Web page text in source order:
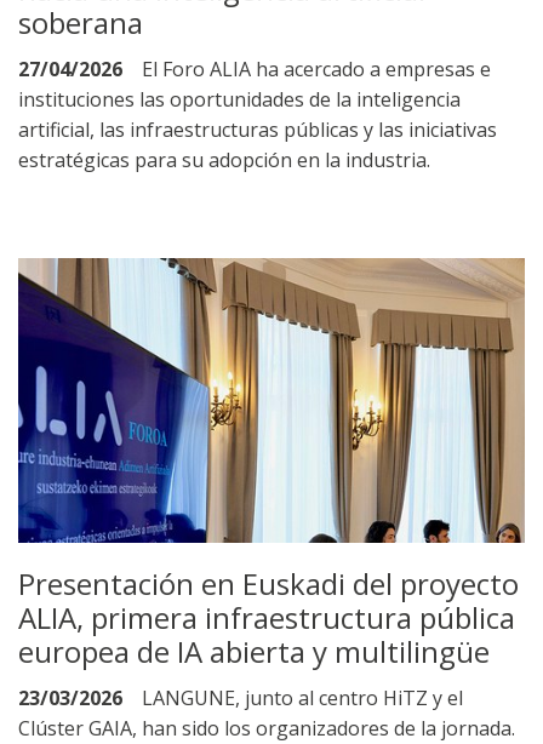
soberana
27/04/2026
El Foro ALIA ha acercado a empresas e
instituciones las oportunidades de la inteligencia
artificial, las infraestructuras públicas y las iniciativas
estratégicas para su adopción en la industria.
Presentación en Euskadi del proyecto
ALIA, primera infraestructura pública
europea de IA abierta y multilingüe
23/03/2026
LANGUNE, junto al centro HiTZ y el
Clúster GAIA, han sido los organizadores de la jornada.